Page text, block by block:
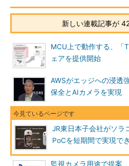
新しい連載記事が
MCU上で動作する、「
ェアを提供開始
AWSがエッジへの浸透
保全とAIカメラを実現
JR東日本子会社がソラ
PoCを短期間で実現で
監視カメラ用途で提案